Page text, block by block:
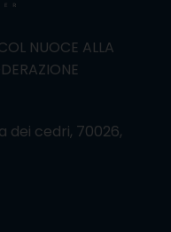
NUOCE ALLA
dei cedri, 70026,